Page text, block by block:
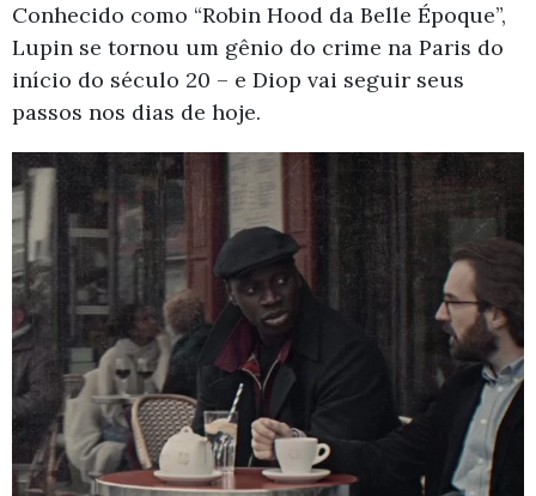
Conhecido como “Robin Hood da Belle Époque”,
Lupin se tornou um gênio do crime na Paris do
início do século 20 – e Diop vai seguir seus
passos nos dias de hoje.